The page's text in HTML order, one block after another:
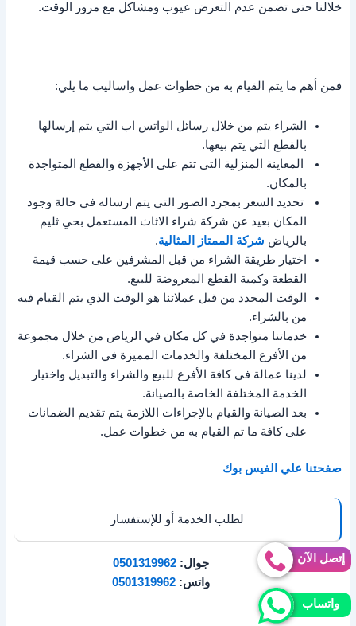
خلالنا حتى تضمن عدم التعرض عيوب ومشاكل مع مرور الوقت.
فمن أهم ما يتم القيام به من خطوات عمل واساليب ما يلي:
الشراء يتم من خلال رسائل الواتس اب التي يتم إرسالها
بالقطع التي يتم بيعها.
المعاينة المنزلية التى تتم على الأجهزة والقطع المتواجدة
بالمكان.
تحديد السعر بمجرد الصور التي يتم ارساله في حالة وجود
المكان بعيد عن شركة شراء الاثاث المستعمل بحي ثليم
بالرياض شركة الممتاز المثالية.
اختيار طريقة الشراء من قبل المشرفين على حسب قيمة
القطعة وكمية القطع المعروضة للبيع.
الوقت المحدد من قبل عملائنا هو الوقت الذي يتم القيام فيه
من بالشراء.
خدماتنا متواجدة في كل مكان في الرياض من خلال مجموعة
من الأفرع المختلفة والخدمات المميزة في الشراء.
لدينا عمالة في كافة الأفرع للبيع والشراء والتبديل واختيار
الخدمة المختلفة الخاصة بالصيانة.
بعد الصيانة والقيام بالإجراءات اللازمة يتم تقديم الضمانات
على كافة ما تم القيام به من خطوات عمل.
صفحتنا علي الفيس بوك
لطلب الخدمة أو للإستفسار
جوال:0501319962
واتس:0501319962
إتصل الآن
واتساب